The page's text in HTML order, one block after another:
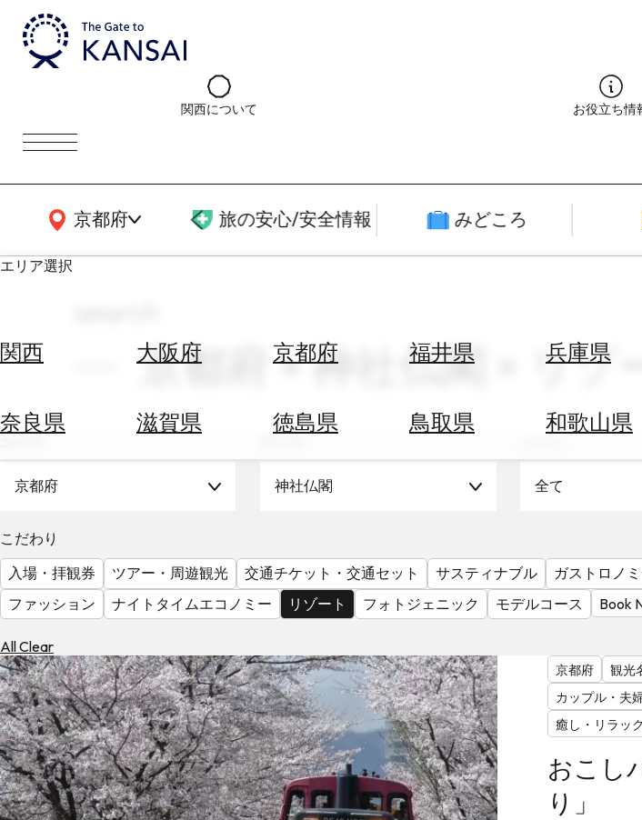
関西について お役立ち情
京都府
関西広域MAP 旅の安心/安全情報 みどころ
エリア選択
関西 大阪府 京都府 福井県 兵庫県
奈良県 滋賀県 徳島県 鳥取県 和歌山県
ホ
す
替
を
調
べ
天
を
見
る
京都府 × 神社仏閣 × リゾ
京都府 神社仏閣 全て
こだわり
入場・拝観券
ツアー・周遊観光 交通チケット・交通セット サスティナブル ガストロノ
ファッション
ナイトタイムエコノミー リゾート フォトジェニック モデルコース Book
All Clear
京都府 観光
カップル・夫
癒し・リラッ
おこし
り」